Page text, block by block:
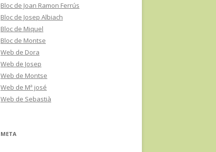
Bloc de Joan Ramon Ferrús
Bloc de Josep Albiach
Bloc de Miquel
Bloc de Montse
Web de Dora
Web de Josep
Web de Montse
Web de Mª josé
Web de Sebastià
META